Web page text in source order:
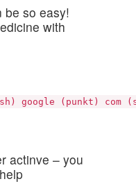
be so easy!
with
google (punkt)
actinve – you